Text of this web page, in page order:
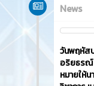
News
วันพฤหัส
อริยธรณ์
หมายให้